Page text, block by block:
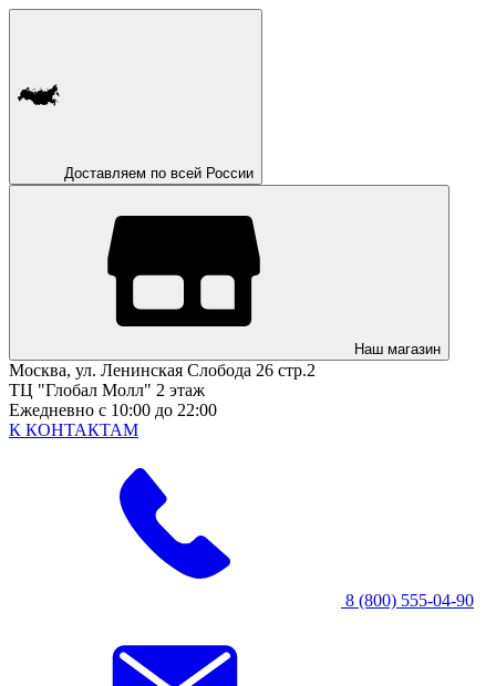
Доставляем по всей России
Наш магазин
Москва, ул. Ленинская Слобода 26 стр.2
ТЦ "Глобал Молл" 2 этаж
Ежедневно с 10:00 до 22:00
К КОНТАКТАМ
8 (800) 555-04-90